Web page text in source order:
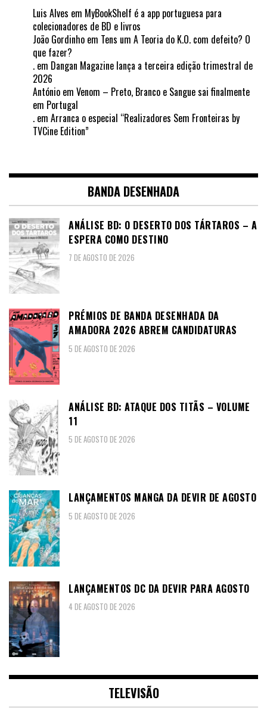
Luis Alves em MyBookShelf é a app portuguesa para
colecionadores de BD e livros
João Gordinho em Tens um A Teoria do K.O. com defeito? O
que fazer?
. em Dangan Magazine lança a terceira edição trimestral de
2026
António em Venom – Preto, Branco e Sangue sai finalmente
em Portugal
. em Arranca o especial “Realizadores Sem Fronteiras by
TVCine Edition”
BANDA DESENHADA
ANÁLISE BD: O DESERTO DOS TÁRTAROS – A
ESPERA COMO DESTINO
7 DE AGOSTO DE 2026
PRÉMIOS DE BANDA DESENHADA DA
AMADORA 2026 ABREM CANDIDATURAS
5 DE AGOSTO DE 2026
ANÁLISE BD: ATAQUE DOS TITÃS – VOLUME
11
5 DE AGOSTO DE 2026
LANÇAMENTOS MANGA DA DEVIR DE AGOSTO
5 DE AGOSTO DE 2026
LANÇAMENTOS DC DA DEVIR PARA AGOSTO
4 DE AGOSTO DE 2026
TELEVISÃO